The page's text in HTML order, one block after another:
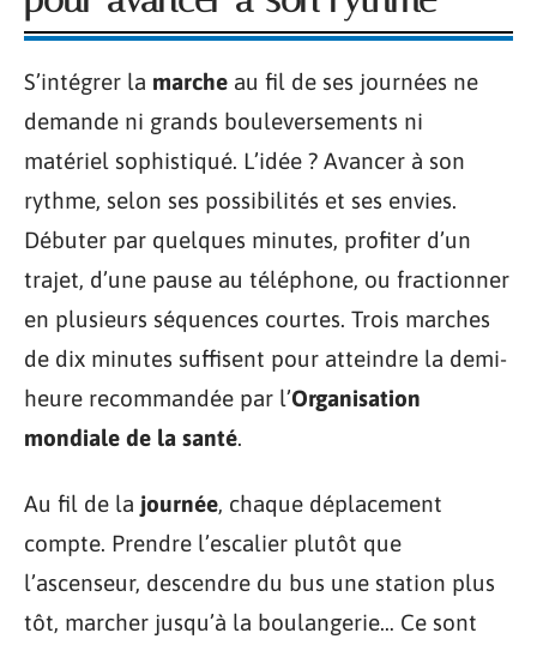
S’intégrer la marche au fil de ses journées ne
demande ni grands bouleversements ni
matériel sophistiqué. L’idée ? Avancer à son
rythme, selon ses possibilités et ses envies.
Débuter par quelques minutes, profiter d’un
trajet, d’une pause au téléphone, ou fractionner
en plusieurs séquences courtes. Trois marches
de dix minutes suffisent pour atteindre la demi-
heure recommandée par l’Organisation
mondiale de la santé.
Au fil de la journée, chaque déplacement
compte. Prendre l’escalier plutôt que
l’ascenseur, descendre du bus une station plus
tôt, marcher jusqu’à la boulangerie… Ce sont